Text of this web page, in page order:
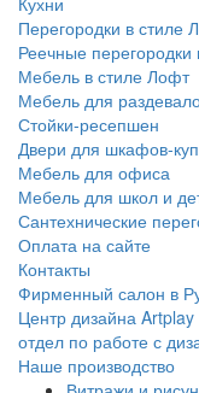
Перегородки в стиле
Реечные
Мебель в стиле Лофт
Мебель для
Стойки-ресепшен
Двери для шкафов-
Мебель для офиса
Мебель для школ и
Сантехнические
Оплата на сайте
Контакты
Фирменный салон в
Центр дизайна Artplay
отдел по работе с
Наше производство